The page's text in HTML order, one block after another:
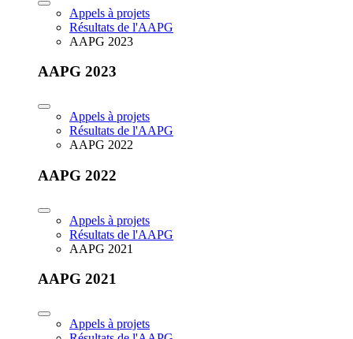
Appels à projets
Résultats de l'AAPG
AAPG 2023
AAPG 2023
Appels à projets
Résultats de l'AAPG
AAPG 2022
AAPG 2022
Appels à projets
Résultats de l'AAPG
AAPG 2021
AAPG 2021
Appels à projets